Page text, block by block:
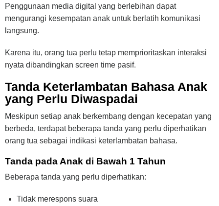
Penggunaan media digital yang berlebihan dapat
mengurangi kesempatan anak untuk berlatih komunikasi
langsung.
Karena itu, orang tua perlu tetap memprioritaskan interaksi
nyata dibandingkan screen time pasif.
Tanda Keterlambatan Bahasa Anak
yang Perlu Diwaspadai
Meskipun setiap anak berkembang dengan kecepatan yang
berbeda, terdapat beberapa tanda yang perlu diperhatikan
orang tua sebagai indikasi keterlambatan bahasa.
Tanda pada Anak di Bawah 1 Tahun
Beberapa tanda yang perlu diperhatikan:
Tidak merespons suara